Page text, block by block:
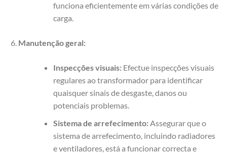
funciona eficientemente em várias condições de
carga.
Manutenção geral:
Inspecções visuais:Efectue inspecções visuais
regulares ao transformador para identificar
quaisquer sinais de desgaste, danos ou
potenciais problemas.
Sistema de arrefecimento:Assegurar que o
sistema de arrefecimento, incluindo radiadores
e ventiladores, está a funcionar correcta e